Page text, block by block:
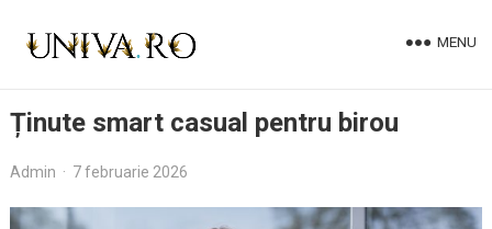
MENU
Ținute smart casual pentru birou
Admin · 7 februarie 2026